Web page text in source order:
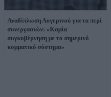
Αναδίπλωση Αυγερινού για τα περί
συνεργασιών: «Καμία
συγκυβέρνηση με το σημερινό
κομματικό σύστημα»